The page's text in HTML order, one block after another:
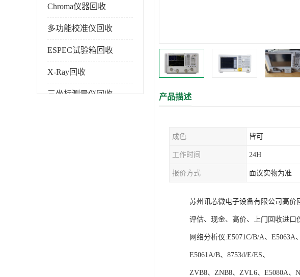
Chroma仪器回收
多功能校准仪回收
ESPEC试验箱回收
X-Ray回收
三坐标测量仪回收 产品描述
成色 皆可
工作时间 24H
报价方式 面议实物为准
苏州讯芯微电子设备有限公司高价
评估、现金、高价、上门回收进口
网络分析仪:E5071C/B/A、E5063A
E5061A/B、8753d/E/ES、
ZVB8、ZNB8、ZVL6、E5080A、